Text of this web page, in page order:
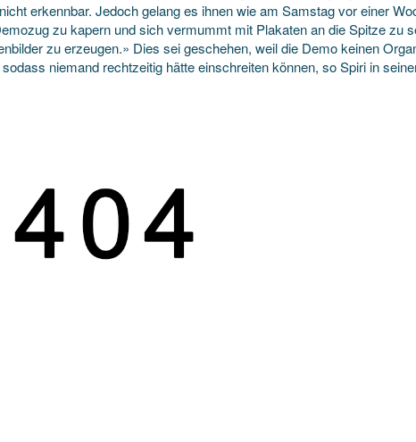
erkennbar. Jedoch gelang es ihnen wie am Samstag vor einer
zu kapern und sich vermummt mit Plakaten an die Spitze zu
zu erzeugen.» Dies sei geschehen, weil die Demo keinen
sodass niemand rechtzeitig hätte einschreiten können, so Spiri in